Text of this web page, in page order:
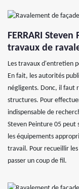
FERRARI
travaux de
Les travaux d'entretien
En fait, les autorités
négligents. Donc, il faut
structures. Pour
indispensable de
Steven Peinture 05 peut
les équipements
travail. Pour recueillir
passer un coup de fil.